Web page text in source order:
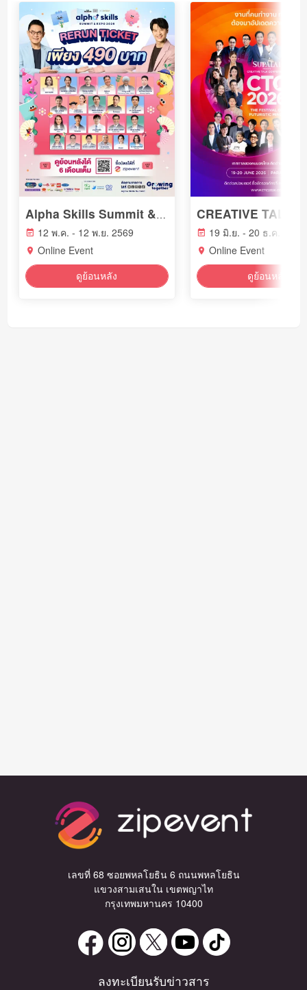
Alpha Skills Summit & Expo 2026
12 พ.ค. - 12 พ.ย. 2569
Online Event
ดูย้อนหลัง
19 มิ.ย. - 20 ธ.ค. 2569
Online Event
ดูย้อนหลัง
เลขที่ 68 ซอยพหลโยธิน 6 ถนนพหลโยธิน
แขวงสามเสนใน เขตพญาไท
กรุงเทพมหานคร 10400
ลงทะเบียนรับข่าวสาร